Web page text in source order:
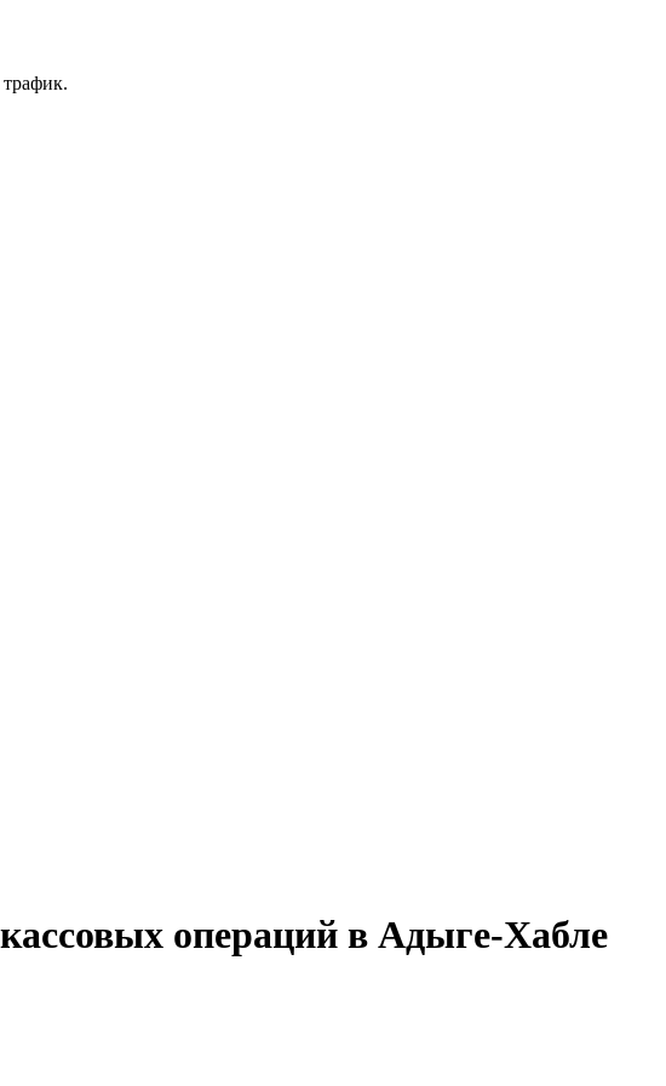
операций в Адыге-Хабле